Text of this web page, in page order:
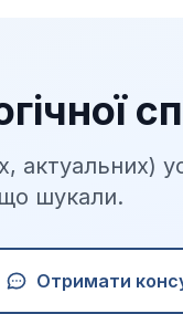
актуальних)
що шукали.
Отримати